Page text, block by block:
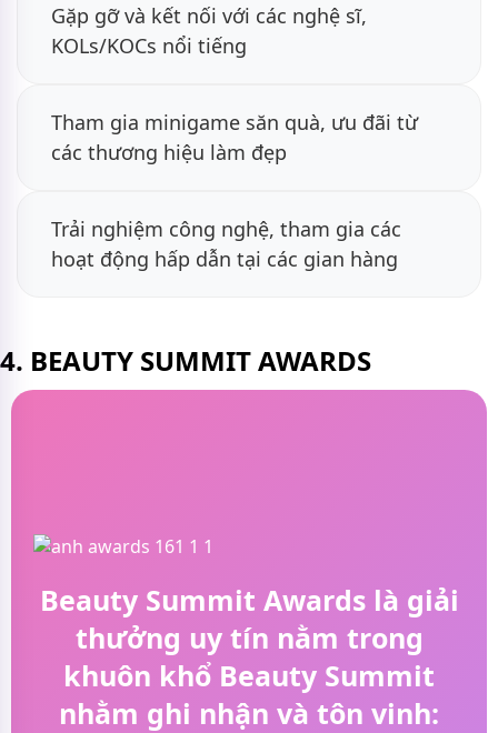
Gặp gỡ và kết nối với các nghệ sĩ,
KOLs/KOCs nổi tiếng
Tham gia minigame săn quà, ưu đãi từ
các thương hiệu làm đẹp
Trải nghiệm công nghệ, tham gia các
hoạt động hấp dẫn tại các gian hàng
4. BEAUTY SUMMIT AWARDS
Beauty Summit Awards là giải
thưởng uy tín nằm trong
khuôn khổ Beauty Summit
nhằm ghi nhận và tôn vinh: